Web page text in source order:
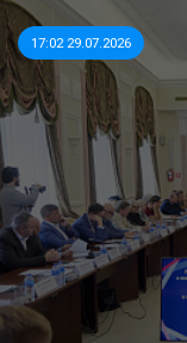
17:02 29.07.2026